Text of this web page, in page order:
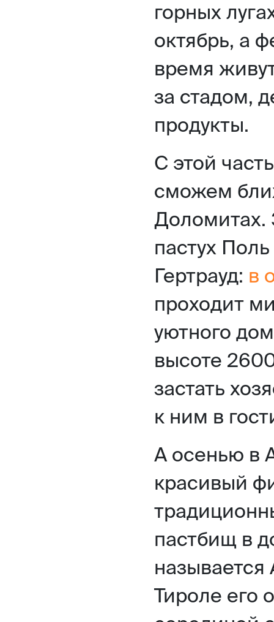
горных
октябрь, а
время
за стадом,
продукты.
С этой
сможем
Доломитах.
пастух
Гертрауд: в
проходит
уютного
высоте
застать
к ним в
А осенью в
красивый
пастбищ в
Тироле его